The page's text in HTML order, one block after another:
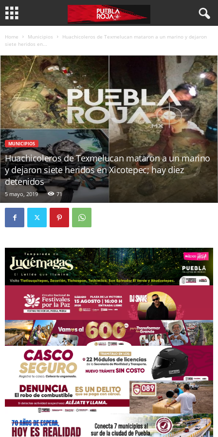
Home Municipios
Huachicoleros de Texmelucan mataron a un marino y dejaron
siete heridos en...
MUNICIPIOS
Huachicoleros de Texmelucan mataron a un marino
y dejaron siete heridos en Xicotepec; hay diez
detenidos
5 mayo, 2019 71